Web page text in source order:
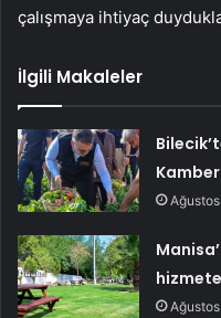
çalışmaya ihtiyaç
İlgili Makaleler